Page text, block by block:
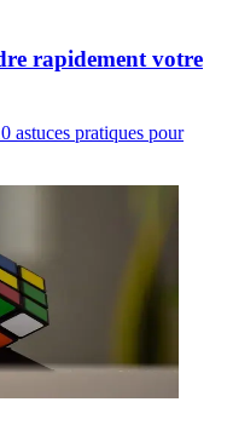
rapidement votre
astuces pratiques pour